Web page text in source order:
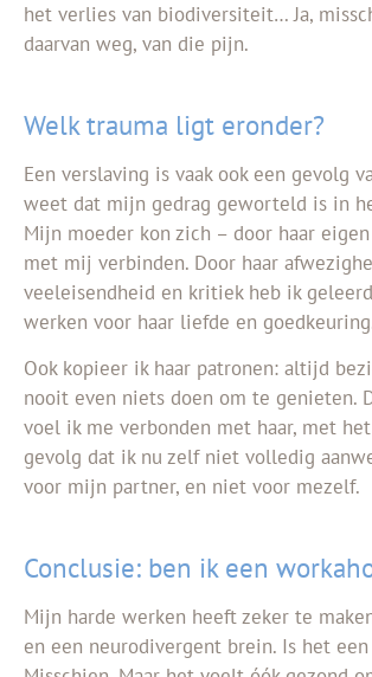
het verlies van biodiversiteit… Ja,
daarvan weg, van die pijn.
Welk trauma ligt eronder?
Een verslaving is vaak ook een gevolg
weet dat mijn gedrag geworteld is in
Mijn moeder kon zich – door haar
met mij verbinden. Door haar
veeleisendheid en kritiek heb ik
werken voor haar liefde en
Ook kopieer ik haar patronen: altijd
nooit even niets doen om te genieten.
voel ik me verbonden met haar, met
gevolg dat ik nu zelf niet volledig
voor mijn partner, en niet voor mezelf.
Conclusie: ben ik een
Mijn harde werken heeft zeker te
en een neurodivergent brein. Is het